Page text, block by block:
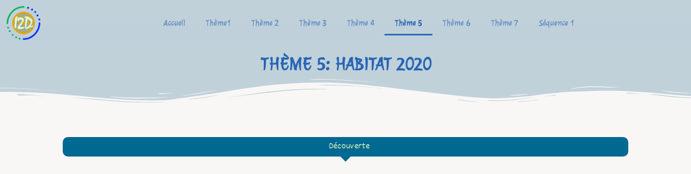
Accueil Thème1 Thème 2 Thème 3 Thème 4 Thème 5 Thème 6 Thème 7 Séquence 1
THÈME 5: HABITAT 2020
Découverte